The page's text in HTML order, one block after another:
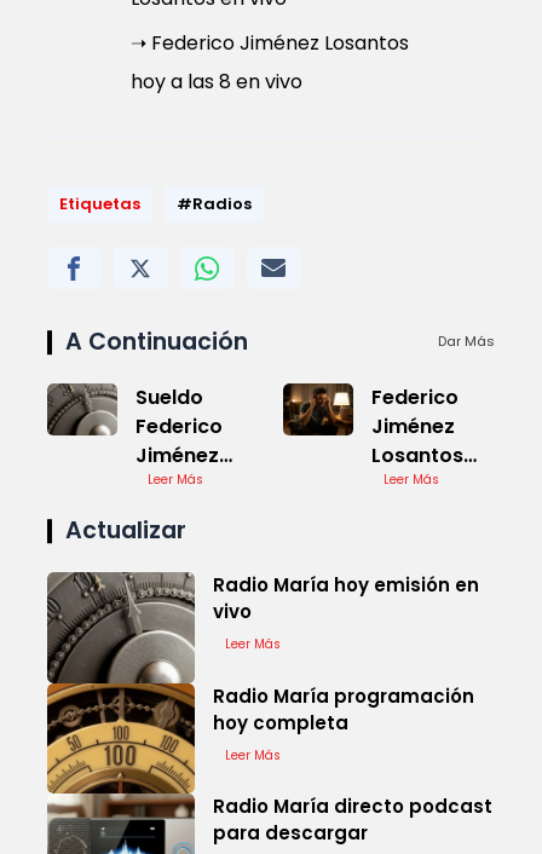
➝ Federico Jiménez Losantos
hoy a las 8 en vivo
Etiquetas #Radios
A Continuación Dar Más
Sueldo
Federico
Jiménez
Losantos en
vivo
Leer Más
Federico
Jiménez
Losantos
hoy a las 8
Leer Más
Actualizar
Radio María hoy emisión en
vivo
Leer Más
Radio María programación
hoy completa
Leer Más
Radio María directo podcast
para descargar